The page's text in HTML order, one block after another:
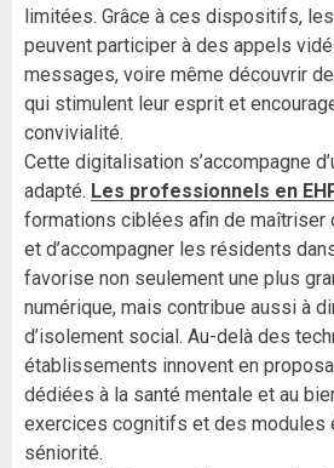
limitées. Grâce à ces dispositifs,
peuvent participer à des appels
messages, voire même découvrir
qui stimulent leur esprit et
convivialité.
Cette digitalisation s’accompagne
adapté. Les professionnels en
formations ciblées afin de maîtriser
et d’accompagner les résidents
favorise non seulement une plus
numérique, mais contribue aussi à
d’isolement social. Au-delà des
établissements innovent en
dédiées à la santé mentale et au
exercices cognitifs et des modules
séniorité.